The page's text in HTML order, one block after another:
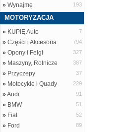
» Wynajmę 193
MOTORYZACJA
» KUPIĘ Auto 7
» Części i Akcesoria 794
» Opony i Felgi 327
» Maszyny, Rolnicze 387
» Przyczepy 37
» Motocykle i Quady 229
»Audi 91
» BMW 51
» Fiat 52
» Ford 89